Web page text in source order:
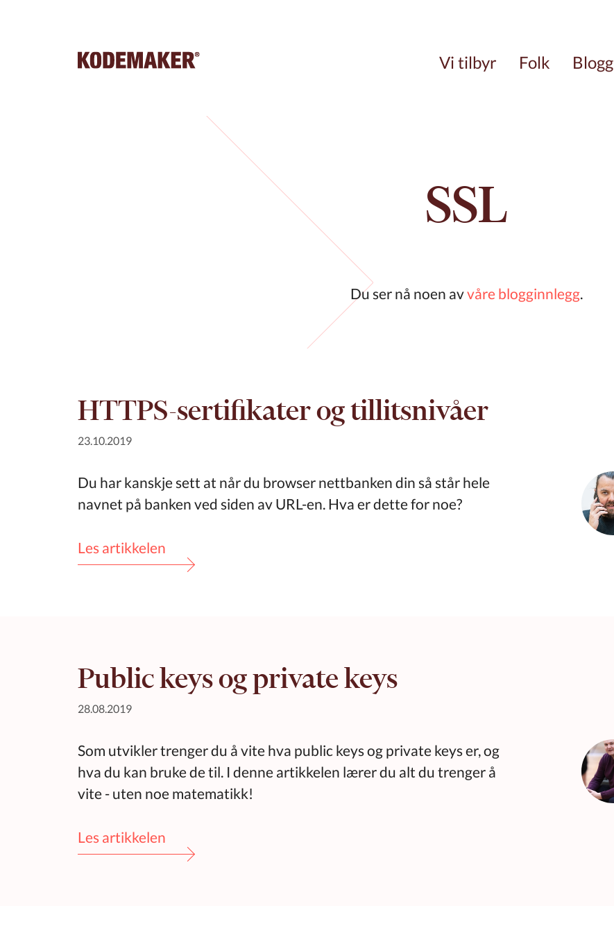
Vi tilbyr Folk Blogg
SSL
Du ser nå noen avvåre blogginnlegg.
HTTPS-sertifikater og tillitsnivåer
23.10.2019
Du har kanskje sett at når du browser nettbanken din så står hele
navnet på banken ved siden av URL-en. Hva er dette for noe?
Les artikkelen
Public keys og private keys
28.08.2019
Som utvikler trenger du å vite hva public keys og private keys er, og
hva du kan bruke de til. I denne artikkelen lærer du alt du trenger å
vite - uten noe matematikk!
Les artikkelen